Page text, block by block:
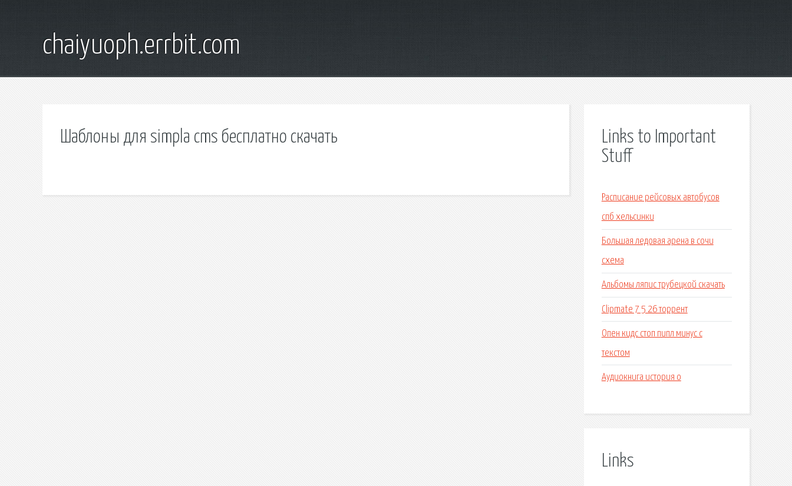
chaiyuoph.errbit.com
Шаблоны для simpla cms бесплатно скачать
Links to Important
Stuff
Расписание рейсовых автобусов
спб хельсинки
Большая ледовая арена в сочи
схема
Альбомы ляпис трубецкой скачать
Clipmate 7 5 26 торрент
Опен кидс стоп пипл минус с
текстом
Аудиокнига история о
Links